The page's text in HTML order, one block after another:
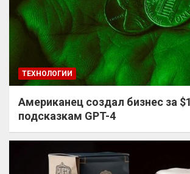
ТЕХНОЛОГИИ
Американец создал бизнес за
подсказкам GPT-4